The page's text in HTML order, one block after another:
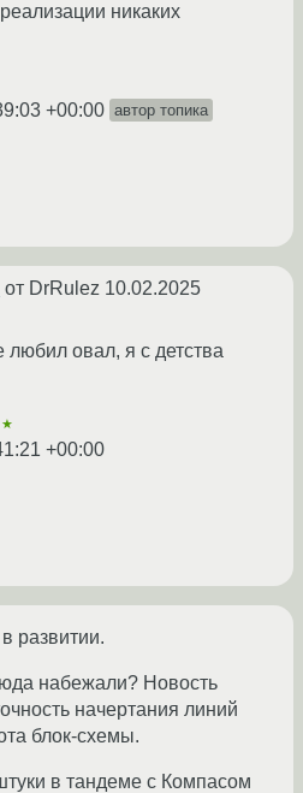
никаких
+00:00 автор топика
от DrRulez 10.02.2025
любил овал, я с детства
+00:00
развитии.
набежали? Новость
начертания линий
блок-схемы.
в тандеме с Компасом